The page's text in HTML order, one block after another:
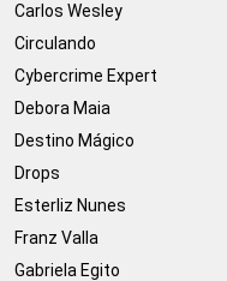
Carlos Wesley
Circulando
Cybercrime Expert
Debora Maia
Destino Mágico
Drops
Esterliz Nunes
Franz Valla
Gabriela Egito